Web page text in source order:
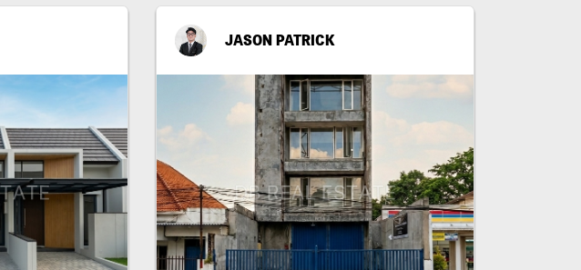
JASON PATRICK